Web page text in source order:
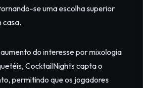
se uma escolha superior
casa.
do interesse por mixologia
CocktailNights capta o
permitindo que os jogadores